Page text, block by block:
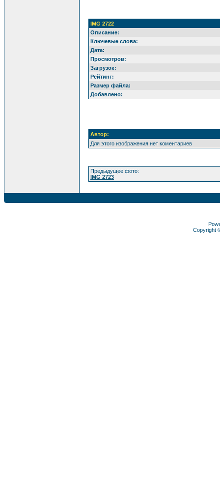
IMG 2722
Описание:
Ключевые слова:
Дата:
Просмотров:
Загрузок:
Рейтинг:
Размер файла:
Добавлено:
Автор:
Для этого изображения нет коментариев
Предыдущее фото:
IMG 2723
Copyright